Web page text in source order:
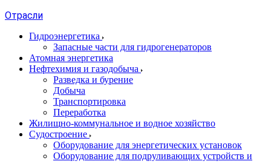
Отрасли
Гидроэнергетика
Запасные части для гидрогенераторов
Атомная энергетика
Нефтехимия и газодобыча
Разведка и бурение
Добыча
Транспортировка
Переработка
Жилищно-коммунальное и водное хозяйство
Судостроение
Оборудование для энергетических установок
Оборудование для подруливающих устройств и